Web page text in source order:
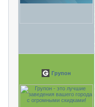
Групон